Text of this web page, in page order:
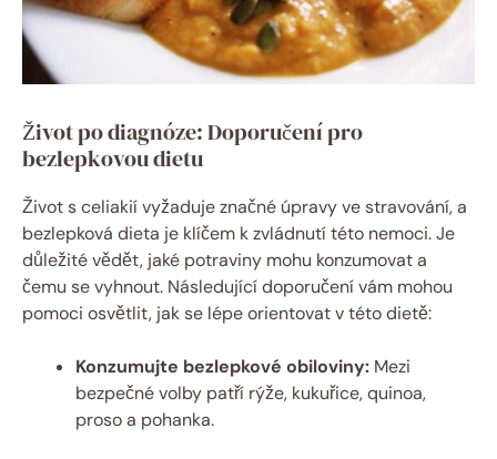
Život po diagnóze: Doporučení pro
bezlepkovou dietu
Život s celiakií vyžaduje značné úpravy ve stravování, a
bezlepková dieta je klíčem k zvládnutí této nemoci. Je
důležité vědět, jaké potraviny mohu konzumovat a
čemu se vyhnout. Následující doporučení vám mohou
pomoci osvětlit, jak se lépe orientovat v této dietě:
Konzumujte bezlepkové obiloviny: Mezi
bezpečné volby patří rýže, kukuřice, quinoa,
proso a pohanka.